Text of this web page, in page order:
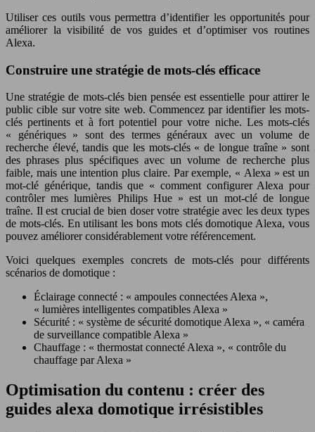
Utiliser ces outils vous permettra d’identifier les opportunités pour
améliorer la visibilité de vos guides et d’optimiser vos routines
Alexa.
Construire une stratégie de mots-clés efficace
Une stratégie de mots-clés bien pensée est essentielle pour attirer le
public cible sur votre site web. Commencez par identifier les mots-
clés pertinents et à fort potentiel pour votre niche. Les mots-clés
« génériques » sont des termes généraux avec un volume de
recherche élevé, tandis que les mots-clés « de longue traîne » sont
des phrases plus spécifiques avec un volume de recherche plus
faible, mais une intention plus claire. Par exemple, « Alexa » est un
mot-clé générique, tandis que « comment configurer Alexa pour
contrôler mes lumières Philips Hue » est un mot-clé de longue
traîne. Il est crucial de bien doser votre stratégie avec les deux types
de mots-clés. En utilisant les bons mots clés domotique Alexa, vous
pouvez améliorer considérablement votre référencement.
Voici quelques exemples concrets de mots-clés pour différents
scénarios de domotique :
Éclairage connecté : « ampoules connectées Alexa »,
« lumières intelligentes compatibles Alexa »
Sécurité : « système de sécurité domotique Alexa », « caméra
de surveillance compatible Alexa »
Chauffage : « thermostat connecté Alexa », « contrôle du
chauffage par Alexa »
Optimisation du contenu : créer des
guides alexa domotique irrésistibles